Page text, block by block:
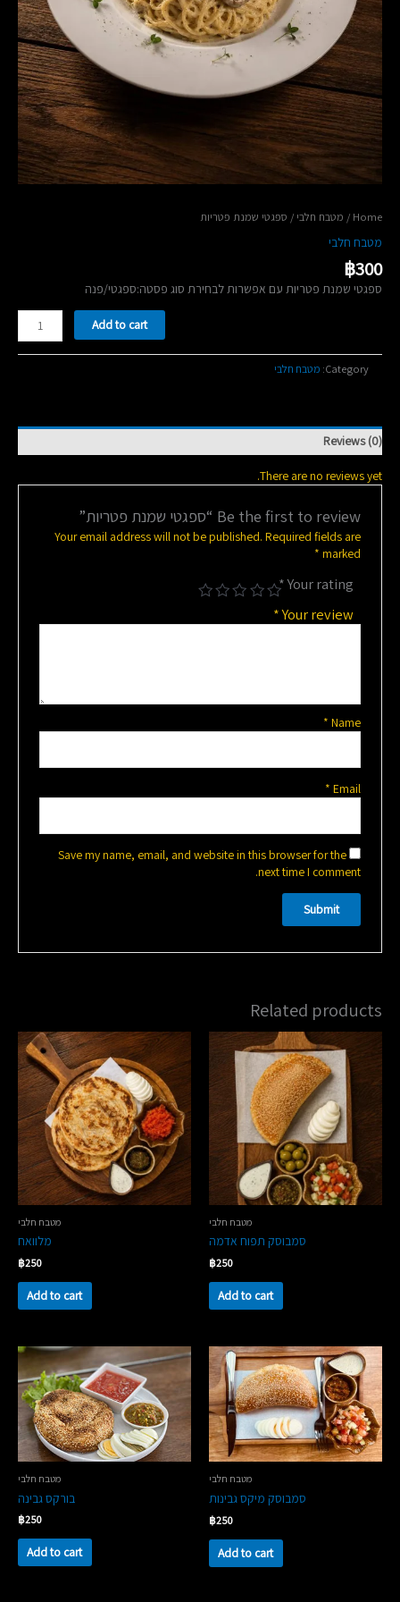
Home
/ מטבח חלבי / ספגטי שמנת פטריות
מטבח חלבי
฿300
ספגטי שמנת פטריות עם אפשרות לבחירת סוג פסטה:ספגטי/פנה
שמנת
פטריות
Add to cart
Category: מטבח חלבי
Reviews (0)
There are no reviews yet.
Be the first to review “ספגטי שמנת פטריות”
Your email address will not be published. Required fields are
marked
*
Your rating
*
Your review
*
Name
*
Email
*
Save my name, email, and website in this browser for the
next time I comment.
Related products
מטבח חלבי
סמבוסק תפוח אדמה
฿250
Add to cart
מטבח חלבי
מלוואח
฿250
Add to cart
מטבח חלבי
סמבוסק מיקס גבינות
฿250
Add to cart
מטבח חלבי
בורקס גבינה
฿250
Add to cart